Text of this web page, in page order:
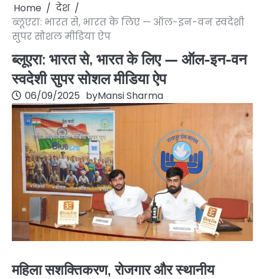
Home
देश
ब्लूएरा: भारत से, भारत के लिए — ऑल-इन-वन स्वदेशी
सुपर सोशल मीडिया ऐप
ब्लूएरा: भारत से, भारत के लिए — ऑल-इन-वन
स्वदेशी सुपर सोशल मीडिया ऐप
06/09/2025 byMansi Sharma
महिला सशक्तिकरण, रोजगार और स्थानीय